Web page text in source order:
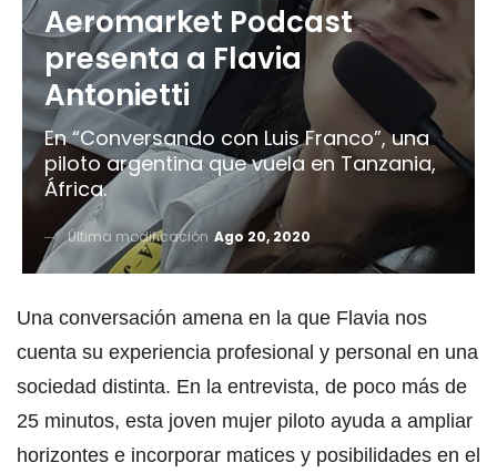
Aeromarket Podcast
presenta a Flavia
Antonietti
En “Conversando con Luis Franco”, una
piloto argentina que vuela en Tanzania,
África.
Última modificación Ago 20, 2020
Una conversación amena en la que Flavia nos
cuenta su experiencia profesional y personal en una
sociedad distinta. En la entrevista, de poco más de
25 minutos, esta joven mujer piloto ayuda a ampliar
horizontes e incorporar matices y posibilidades en el